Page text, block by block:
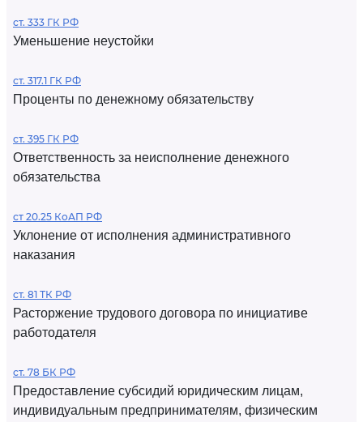
ст. 333 ГК РФ
Уменьшение неустойки
ст. 317.1 ГК РФ
Проценты по денежному обязательству
ст. 395 ГК РФ
Ответственность за неисполнение денежного
обязательства
ст 20.25 КоАП РФ
Уклонение от исполнения административного
наказания
ст. 81 ТК РФ
Расторжение трудового договора по инициативе
работодателя
ст. 78 БК РФ
Предоставление субсидий юридическим лицам,
индивидуальным предпринимателям, физическим